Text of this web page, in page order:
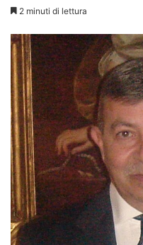
2 minuti di lettura